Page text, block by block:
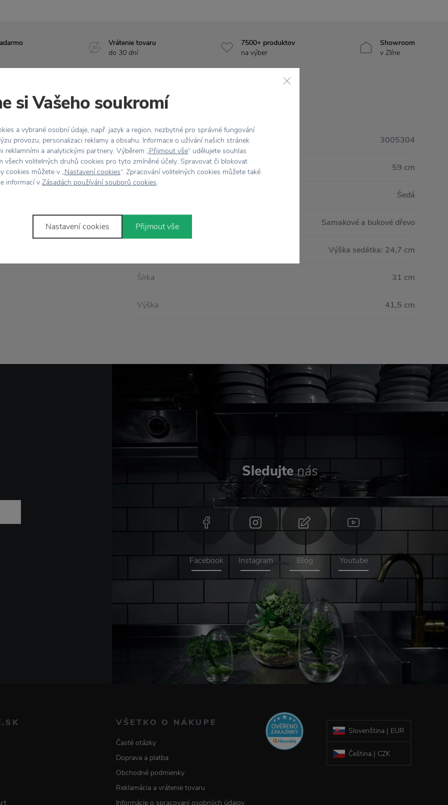
Vrátenie tovaru
do 30 dní
7500+ produktov
na výber
Showroom
v Zlíne
drevená trojkolka
dieťatko naučí nielen
. Trojkolka
každej miestnosti.
Vlastnosti
Kód produktu 3005304
Dĺžka 59 cm
Šedá
Materiál Samakové a bukové dřevo
Výška sedátka: 24,7 cm
Šírka 31 cm
Výška 41,5 cm
Sledujtenás
Facebook Instagram Blog Youtube
VŠETKO O NÁKUPE
Časté otázky
Doprava a platba
Obchodné podmienky
Reklamácia a vrátenie tovaru
Informácie o spracovaní osobných údajov
Slovenština | EUR
Čeština | CZK
si Vašeho soukromí
a vybrané osobní údaje, např. jazyk a region, nezbytné pro správné fungování
provozu, personalizaci reklamy a obsahu. Informace o užívání našich stránek
reklamními a analytickými partnery. Výběrem „Přijmout vše“ udělujete souhlas
všech volitelných druhů cookies pro tyto zmíněné účely. Spravovat či blokovat
cookies můžete v „Nastavení cookies“. Zpracování volitelných cookies můžete také
informací v Zásadách používání souborů cookies.
Nastavení cookies Přijmout vše